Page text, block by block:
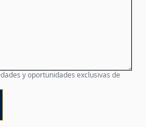
y oportunidades exclusivas de